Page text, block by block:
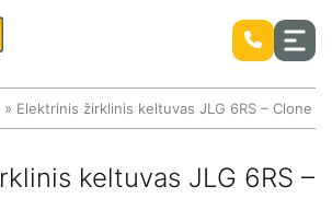
» Elektrinis žirklinis keltuvas JLG 6RS – Clone
keltuvas JLG 6RS –